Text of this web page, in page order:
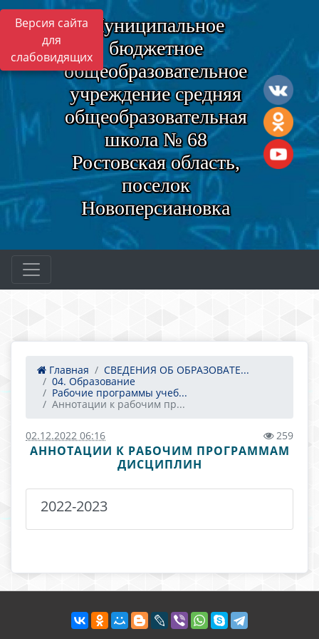
Версия сайта
для
слабовидящих
Муниципальное
бюджетное
общеобразовательное
учреждение средняя
общеобразовательная
школа № 68
Ростовская область,
поселок
Новоперсиановка
Главная
СВЕДЕНИЯ ОБ ОБРАЗОВАТЕ...
04. Образование
Рабочие программы учеб...
Аннотации к рабочим пр...
02.12.2022 06:16 259
АННОТАЦИИ К РАБОЧИМ ПРОГРАММАМ
ДИСЦИПЛИН
2022-2023